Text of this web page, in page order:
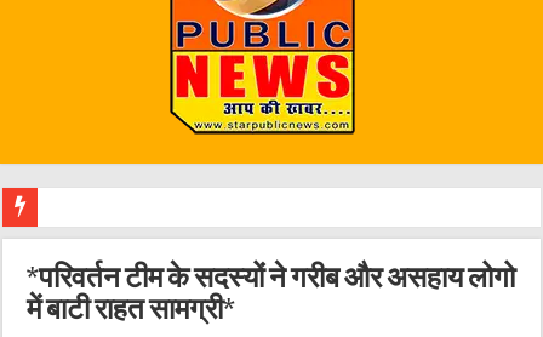
*परिवर्तन टीम के सदस्यों ने गरीब और असहाय लोगो
में बाटी राहत सामग्री*